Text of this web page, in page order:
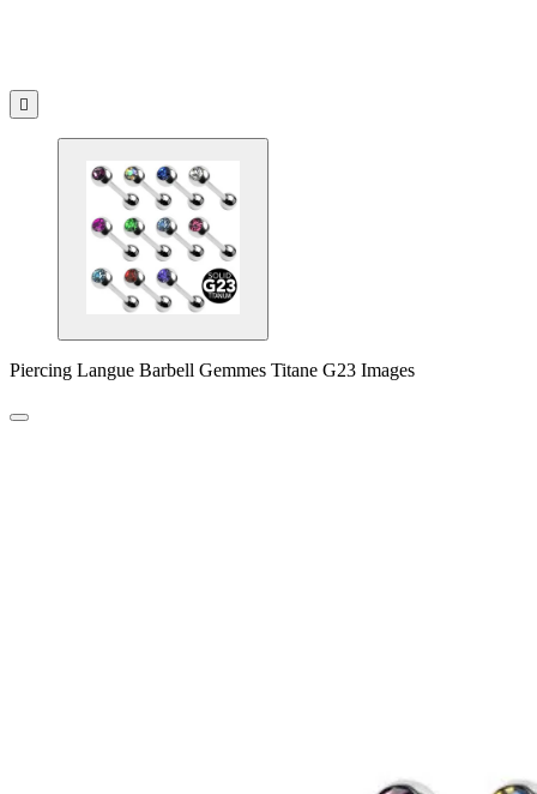

Piercing Langue Barbell Gemmes Titane G23 Images